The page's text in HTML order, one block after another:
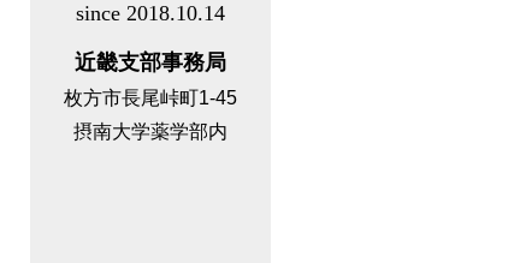
since 2018.10.14
近畿支部事務局
枚方市長尾峠町1-45
摂南大学薬学部内